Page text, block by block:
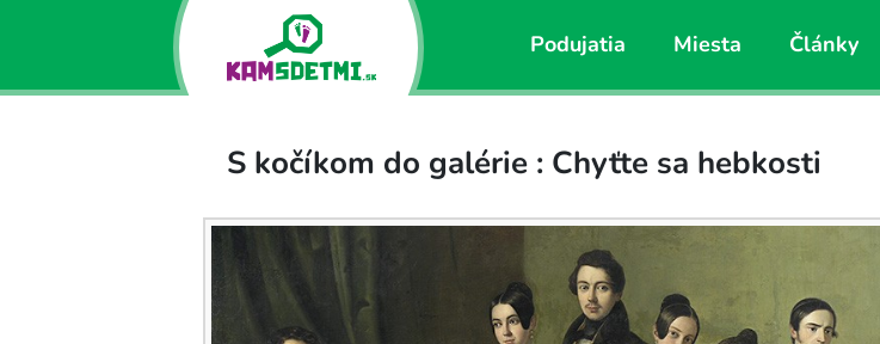
Podujatia Miesta Články
S kočíkom do galérie : Chyťte sa hebkosti